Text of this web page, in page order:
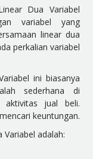
Dua Variabel
variabel yang
linear dua
perkalian variabel
ini biasanya
sederhana di
aktivitas jual beli.
keuntungan.
adalah: